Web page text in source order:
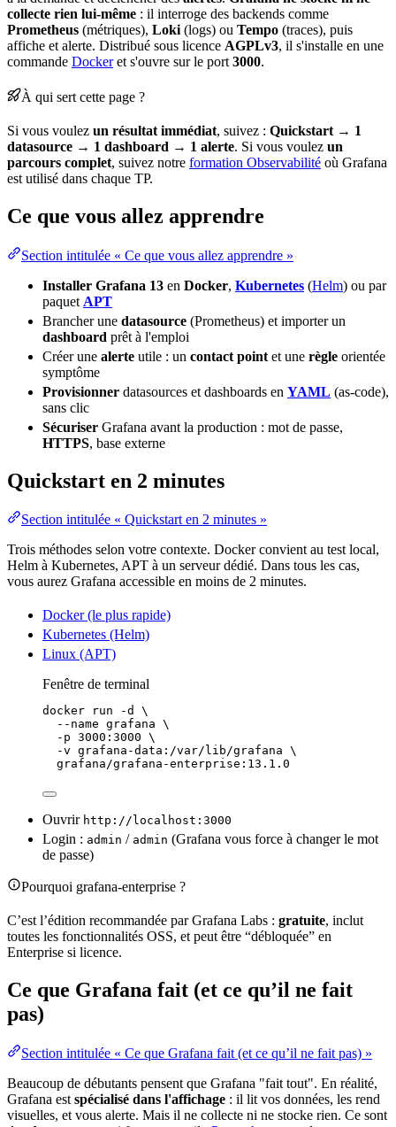
collecte rien lui-même : il interroge des backends comme
Prometheus (métriques), Loki (logs) ou Tempo (traces), puis
affiche et alerte. Distribué sous licence AGPLv3, il s'installe en une
commande Dockeret s'ouvre sur le port 3000.
À qui sert cette page ?
Si vous voulez un résultat immédiat, suivez : Quickstart → 1
datasource → 1 dashboard → 1 alerte. Si vous voulez un
parcours complet, suivez notre formation Observabilité où Grafana
est utilisé dans chaque TP.
Ce que vous allez apprendre
Section intitulée « Ce que vous allez apprendre »
Installer Grafana 13 en Docker, Kubernetes (Helm) ou par
paquet APT
Brancher une datasource (Prometheus) et importer un
dashboard prêt à l'emploi
Créer une alerte utile : un contact point et une règle orientée
symptôme
Provisionner datasources et dashboards en YAML (as-code),
sans clic
Sécuriser Grafana avant la production : mot de passe,
HTTPS, base externe
Quickstart en 2 minutes
Section intitulée « Quickstart en 2 minutes »
Trois méthodes selon votre contexte. Docker convient au test local,
Helm à Kubernetes, APT à un serveur dédié. Dans tous les cas,
vous aurez Grafana accessible en moins de 2 minutes.
Docker (le plus rapide)
Kubernetes (Helm)
Linux (APT)
Fenêtre de terminal
docker run -d
\
--name grafana \
-p 3000:3000 \
-v grafana-data:/var/lib/grafana \
grafana/grafana-enterprise:13.1.0
Ouvrir http://localhost:3000
Login : admin / admin (Grafana vous force à changer le mot
de passe)
Pourquoi grafana-enterprise ?
C’est l’édition recommandée par Grafana Labs : gratuite, inclut
toutes les fonctionnalités OSS, et peut être “débloquée” en
Enterprise si licence.
Ce que Grafana fait (et ce qu’il ne fait
pas)
Section intitulée « Ce que Grafana fait (et ce qu’il ne fait pas) »
Beaucoup de débutants pensent que Grafana "fait tout". En réalité,
Grafana est spécialisé dans l'affichage : il lit vos données, les rend
visuelles, et vous alerte. Mais il ne collecte ni ne stocke rien. Ce sont